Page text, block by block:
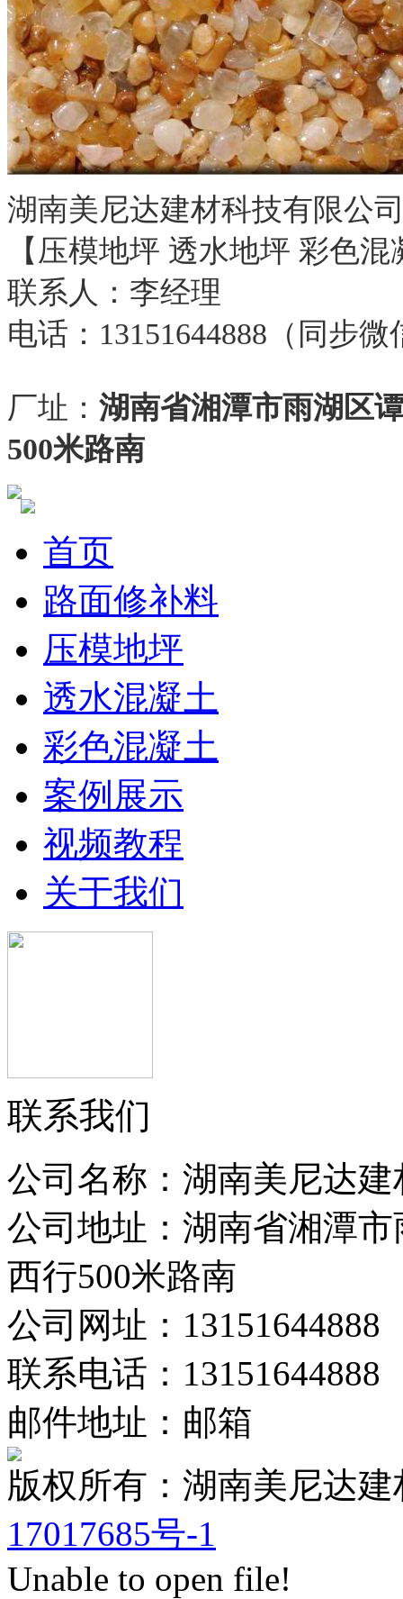
湖南美尼达建材科技有限公
【压模地坪 透水地坪 彩色
联系人：李经理
电话：13151644888（同步微
厂址： 湖南省湘潭市雨湖区
500米路南
首页
路面修补料
压模地坪
透水混凝土
彩色混凝土
案例展示
视频教程
关于我们
联系我们
公司名称：湖南美尼达
公司地址：湖南省湘潭
西行500米路南
公司网址：13151644888
联系电话：13151644888
邮件地址：邮箱
版权所有：湖南美尼
17017685号-1
Unable to open file!